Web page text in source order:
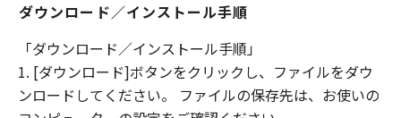
ダウンロード／インストール手順
「ダウンロード／インストール手順」
1. [ダウンロード]ボタンをクリックし、ファイルをダウ
ンロードしてください。 ファイルの保存先は、お使いの